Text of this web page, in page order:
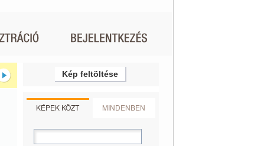
Kép feltöltése
KÉPEK KÖZT MINDENBEN